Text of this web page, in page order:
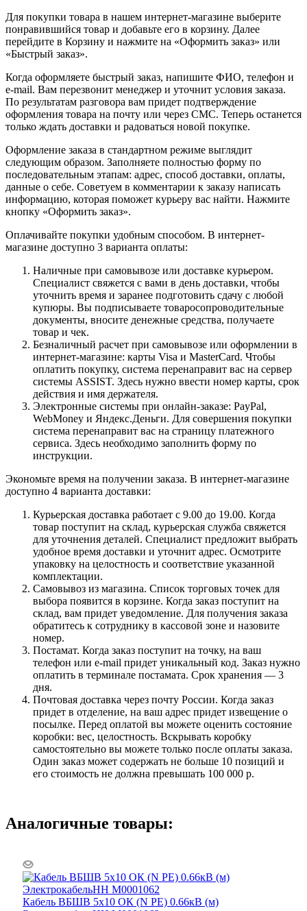
Для покупки товара в нашем интернет-магазине выберите
понравившийся товар и добавьте его в корзину. Далее
перейдите в Корзину и нажмите на «Оформить заказ» или
«Быстрый заказ».
Когда оформляете быстрый заказ, напишите ФИО, телефон и
e-mail. Вам перезвонит менеджер и уточнит условия заказа.
По результатам разговора вам придет подтверждение
оформления товара на почту или через СМС. Теперь останется
только ждать доставки и радоваться новой покупке.
Оформление заказа в стандартном режиме выглядит
следующим образом. Заполняете полностью форму по
последовательным этапам: адрес, способ доставки, оплаты,
данные о себе. Советуем в комментарии к заказу написать
информацию, которая поможет курьеру вас найти. Нажмите
кнопку «Оформить заказ».
Оплачивайте покупки удобным способом. В интернет-
магазине доступно 3 варианта оплаты:
Наличные при самовывозе или доставке курьером.
Специалист свяжется с вами в день доставки, чтобы
уточнить время и заранее подготовить сдачу с любой
купюры. Вы подписываете товаросопроводительные
документы, вносите денежные средства, получаете
товар и чек.
Безналичный расчет при самовывозе или оформлении в
интернет-магазине: карты Visa и MasterCard. Чтобы
оплатить покупку, система перенаправит вас на сервер
системы ASSIST. Здесь нужно ввести номер карты, срок
действия и имя держателя.
Электронные системы при онлайн-заказе: PayPal,
WebMoney и Яндекс.Деньги. Для совершения покупки
система перенаправит вас на страницу платежного
сервиса. Здесь необходимо заполнить форму по
инструкции.
Экономьте время на получении заказа. В интернет-магазине
доступно 4 варианта доставки:
Курьерская доставка работает с 9.00 до 19.00. Когда
товар поступит на склад, курьерская служба свяжется
для уточнения деталей. Специалист предложит выбрать
удобное время доставки и уточнит адрес. Осмотрите
упаковку на целостность и соответствие указанной
комплектации.
Самовывоз из магазина. Список торговых точек для
выбора появится в корзине. Когда заказ поступит на
склад, вам придет уведомление. Для получения заказа
обратитесь к сотруднику в кассовой зоне и назовите
номер.
Постамат. Когда заказ поступит на точку, на ваш
телефон или e-mail придет уникальный код. Заказ нужно
оплатить в терминале постамата. Срок хранения — 3
дня.
Почтовая доставка через почту России. Когда заказ
придет в отделение, на ваш адрес придет извещение о
посылке. Перед оплатой вы можете оценить состояние
коробки: вес, целостность. Вскрывать коробку
самостоятельно вы можете только после оплаты заказа.
Один заказ может содержать не больше 10 позиций и
его стоимость не должна превышать 100 000 р.
Аналогичные товары:
Кабель ВБШВ 5х10 ОК (N PE) 0.66кВ (м)